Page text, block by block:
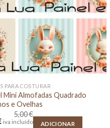
PARA COSTURAR
Mini Almofadas Quadrado
e Ovelhas
5,00€
Oiva incluído ADICIONAR